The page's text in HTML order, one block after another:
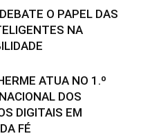
O PAPEL DAS
NA
ATUA NO 1.º
DOS
DIGITAIS EM
FÉ